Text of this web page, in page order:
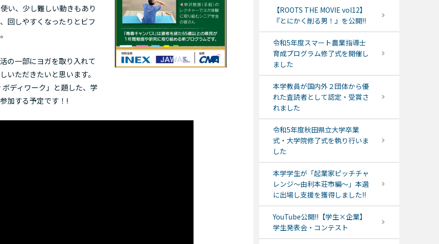
い、少し難しい動きもあり
回しやすくなったりとビフ
の一部にヨガを取り入れて
いただきたいと思います。
ディワーク」と題した、学
加する予定です！!
【ROOTS THE MOVIE vol12】
『とにかく削る男！』を公開!!
令和5年度スマート農業指導士
育成プログラム修了式を開催し
ました
本学教員が国内外２団体から優
れた査読者として認定・受賞さ
れました
令和5年度秋田県立大学卒業
式・大学院修了式を執り行いま
した
本学学生が「起業家ピッチチャ
レンジ～由利本荘市編～」本選
に出場し支援を獲得しました!!
YouTube公開!!【学生×企業】
学生発表会・コンテスト